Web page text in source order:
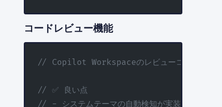
コードレビュー機能
// Copilot Workspaceのレビューコメント例
// ✅ 良い点
// - システムテーマの自動検知が実装されている